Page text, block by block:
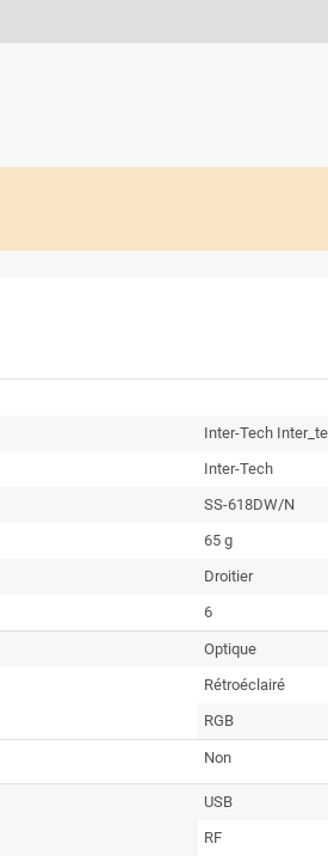
Inter-Tech
Inter-Tech
SS-618DW/N
65 g
Droitier
6
Optique
Rétroéclairé
RGB
Non
USB
RF